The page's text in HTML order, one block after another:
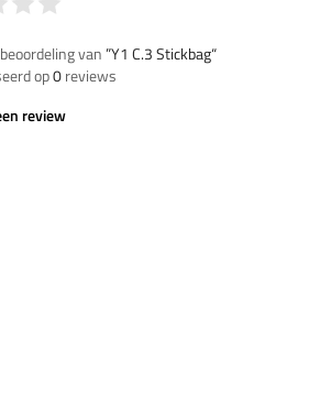
van”Y1 C.3 Stickbag“
op0reviews
review